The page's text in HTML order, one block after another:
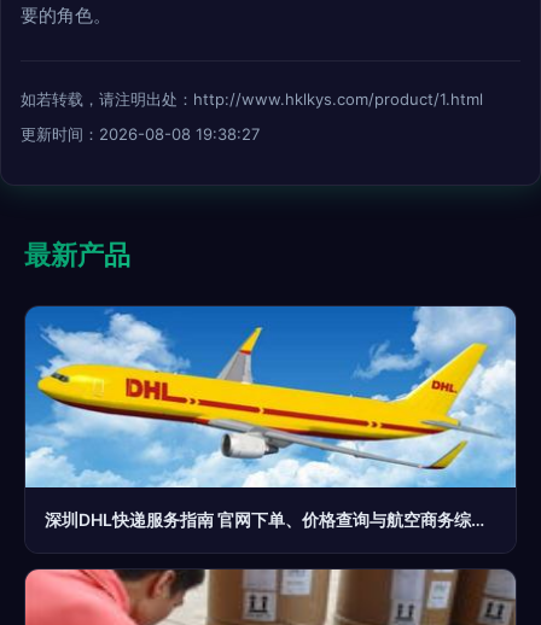
要的角色。
如若转载，请注明出处：http://www.hklkys.com/product/1.html
更新时间：2026-08-08 19:38:27
最新产品
深圳DHL快递服务指南 官网下单、价格查询与航空商务综合支持